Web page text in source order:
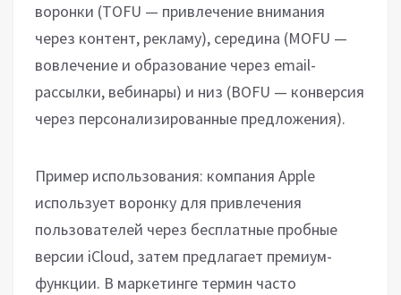
воронки (TOFU — привлечение внимания
через контент, рекламу), середина (MOFU —
вовлечение и образование через email-
рассылки, вебинары) и низ (BOFU — конверсия
через персонализированные предложения).
Пример использования: компания Apple
использует воронку для привлечения
пользователей через бесплатные пробные
версии iCloud, затем предлагает премиум-
функции. В маркетинге термин часто